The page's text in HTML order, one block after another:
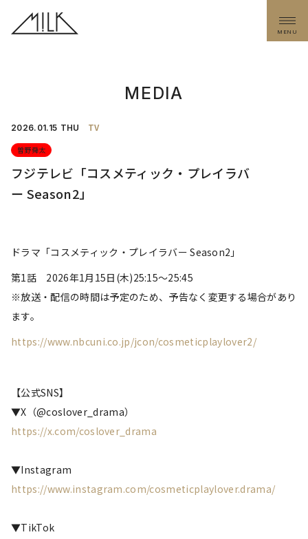
MENU
MEDIA
2026. 01.15 THU TV
曽野舜太
フジテレビ「コスメティック・プレイラバ
ー Season2」
ドラマ「コスメティック・プレイラバー Season2」
第1話 2026年1月15日(木)25:15〜25:45
※放送・配信の時間は予定のため、予告なく変更する場合があり
ます。
https://www.nbcuni.co.jp/jcon/cosmeticplaylover2/
【公式SNS】
▼X（@coslover_drama）
https://x.com/coslover_drama
▼Instagram
https://www.instagram.com/cosmeticplaylover.drama/
▼TikTok